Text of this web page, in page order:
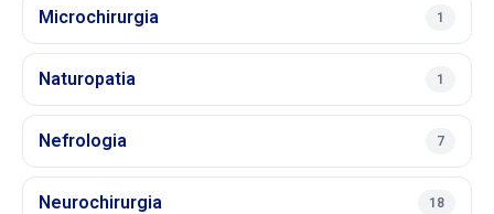
Microchirurgia 1
Naturopatia 1
Nefrologia 7
Neurochirurgia 18